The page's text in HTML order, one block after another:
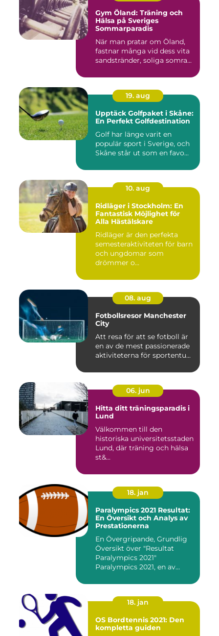
Gym Öland: Träning och
Hälsa på Sveriges
Sommarparadis
När man pratar om Öland,
fastnar många vid dess vita
sandstränder, soliga somra...
19. aug
Upptäck Golfpaket i Skåne:
En Perfekt Golfdestination
Golf har länge varit en
populär sport i Sverige, och
Skåne står ut som en favo...
10. aug
Ridläger i Stockholm: En
Fantastisk Möjlighet för
Alla Hästälskare
Ridläger är den perfekta
semesteraktiviteten för barn
och ungdomar som
drömmer o...
08. aug
Fotbollsresor Manchester
City
Att resa för att se fotboll är
en av de mest passionerade
aktiviteterna för sportentu...
06. jun
Hitta ditt träningsparadis i
Lund
Välkommen till den
historiska universitetsstaden
Lund, där träning och hälsa
st&...
18. jan
Paralympics 2021 Resultat:
En Översikt och Analys av
Prestationerna
En Övergripande, Grundlig
Översikt över "Resultat
Paralympics 2021"
Paralympics 2021, en av
18. jan
OS Bordtennis 2021: Den
kompletta guiden